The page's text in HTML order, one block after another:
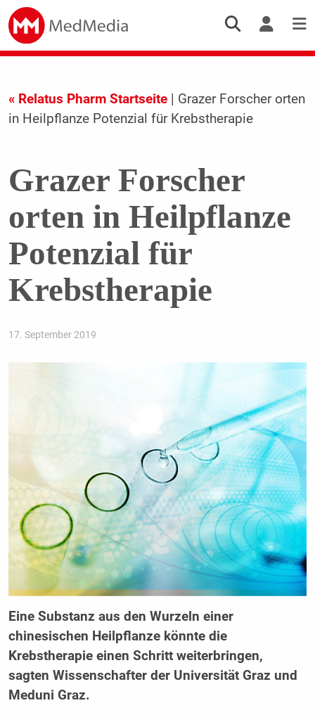
« Relatus Pharm Startseite| Grazer Forscher orten
in Heilpflanze Potenzial für Krebstherapie
Grazer Forscher
orten in Heilpflanze
Potenzial für
Krebstherapie
17. September 2019
Eine Substanz aus den Wurzeln einer
chinesischen Heilpflanze könnte die
Krebstherapie einen Schritt weiterbringen,
sagten Wissenschafter der Universität Graz und
Meduni Graz.